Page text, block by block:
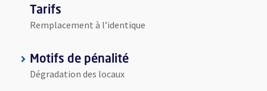
Tarifs
Remplacement à l’identique
Motifs de pénalité
Dégradation des locaux